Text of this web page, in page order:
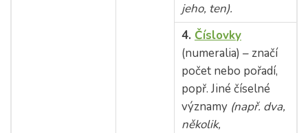
jeho, ten).
4. Číslovky
(numeralia) – značí
počet nebo pořadí,
popř. Jiné číselné
významy (např. dva,
několik,